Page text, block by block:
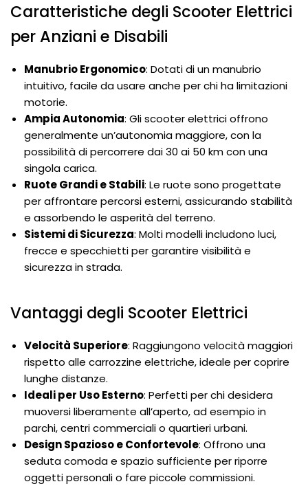
Caratteristiche degli Scooter Elettrici
per Anziani e Disabili
Manubrio Ergonomico: Dotati di un manubrio
intuitivo, facile da usare anche per chi ha limitazioni
motorie.
Ampia Autonomia: Gli scooter elettrici offrono
generalmente un’autonomia maggiore, con la
possibilità di percorrere dai 30 ai 50 km con una
singola carica.
Ruote Grandi e Stabili: Le ruote sono progettate
per affrontare percorsi esterni, assicurando stabilità
e assorbendo le asperità del terreno.
Sistemi di Sicurezza: Molti modelli includono luci,
frecce e specchietti per garantire visibilità e
sicurezza in strada.
Vantaggi degli Scooter Elettrici
Velocità Superiore: Raggiungono velocità maggiori
rispetto alle carrozzine elettriche, ideale per coprire
lunghe distanze.
Ideali per Uso Esterno: Perfetti per chi desidera
muoversi liberamente all’aperto, ad esempio in
parchi, centri commerciali o quartieri urbani.
Design Spazioso e Confortevole: Offrono una
seduta comoda e spazio sufficiente per riporre
oggetti personali o fare piccole commissioni.